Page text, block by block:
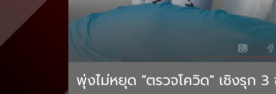
พุ่งไม่หยุด "ตรวจโควิด" เชิงรุก